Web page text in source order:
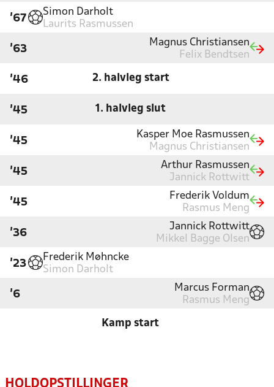
'67
Simon Darholt
Laurits Rasmussen
'63
Magnus Christiansen
Felix Bendtsen
'46 2. halvleg start
'45 1. halvleg slut
'45
Kasper Moe Rasmussen
Magnus Christiansen
'45
Arthur Rasmussen
Jannick Rottwitt
'45
Frederik Voldum
Rasmus Meng
'36
Jannick Rottwitt
Mikkel Bagge Olsen
'23
Frederik Møhncke
Simon Darholt
'6
Marcus Forman
Rasmus Meng
Kamp start
HOLDOPSTILLINGER